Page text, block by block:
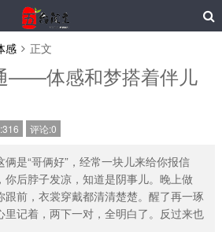
感 正文
——体感和梦搭着伴儿
评论:0
是“哥俩好”，经常一块儿来给你报信
你后脖子发凉，知道是阴事儿。晚上做
前，衣裳穿戴都清清楚楚。醒了再一琢
里记着，两下一对，全明白了。反过来也